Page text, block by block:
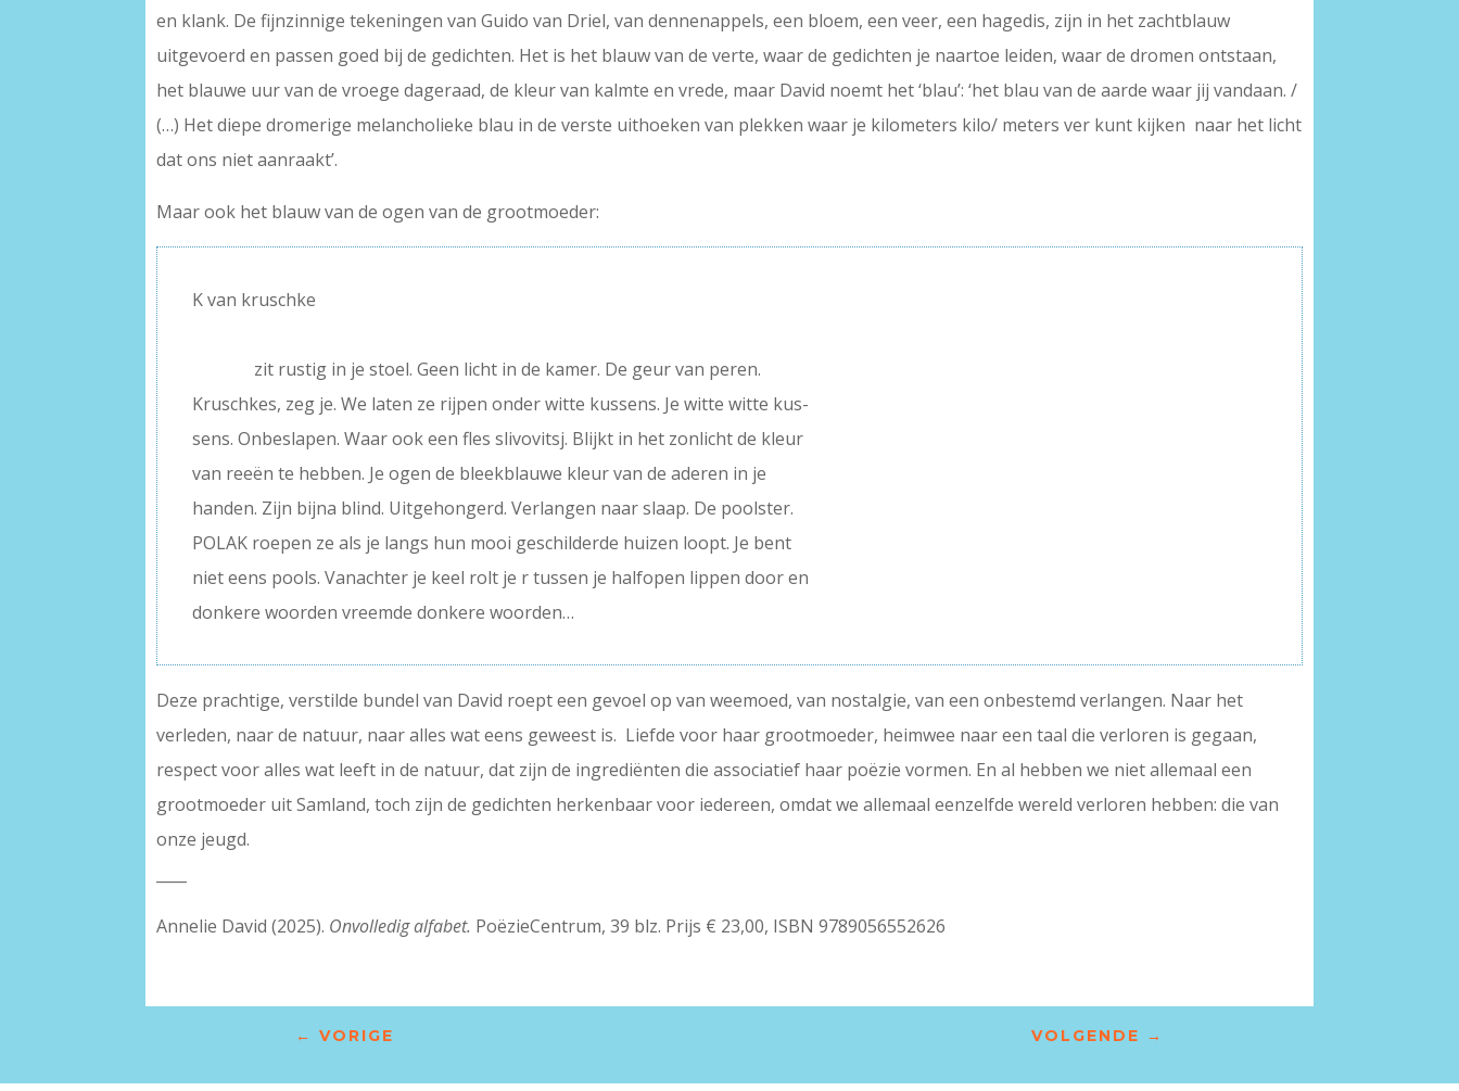
en klank. De fijnzinnige tekeningen van Guido van Driel, van dennenappels, een bloem, een veer, een hagedis, zijn in het zachtblauw
uitgevoerd en passen goed bij de gedichten. Het is het blauw van de verte, waar de gedichten je naartoe leiden, waar de dromen ontstaan,
het blauwe uur van de vroege dageraad, de kleur van kalmte en vrede, maar David noemt het ‘blau’: ‘het blau van de aarde waar jij vandaan. /
(…) Het diepe dromerige melancholieke blau in de verste uithoeken van plekken waar je kilometers kilo/ meters ver kunt kijken naar het licht
dat ons niet aanraakt’.
Maar ook het blauw van de ogen van de grootmoeder:
K van kruschke
zit rustig in je stoel. Geen licht in de kamer. De geur van peren.
Kruschkes, zeg je. We laten ze rijpen onder witte kussens. Je witte witte kus-
sens. Onbeslapen. Waar ook een fles slivovitsj. Blijkt in het zonlicht de kleur
van reeën te hebben. Je ogen de bleekblauwe kleur van de aderen in je
handen. Zijn bijna blind. Uitgehongerd. Verlangen naar slaap. De poolster.
POLAK roepen ze als je langs hun mooi geschilderde huizen loopt. Je bent
niet eens pools. Vanachter je keel rolt je r tussen je halfopen lippen door en
donkere woorden vreemde donkere woorden…
Deze prachtige, verstilde bundel van David roept een gevoel op van weemoed, van nostalgie, van een onbestemd verlangen. Naar het
verleden, naar de natuur, naar alles wat eens geweest is. Liefde voor haar grootmoeder, heimwee naar een taal die verloren is gegaan,
respect voor alles wat leeft in de natuur, dat zijn de ingrediënten die associatief haar poëzie vormen. En al hebben we niet allemaal een
grootmoeder uit Samland, toch zijn de gedichten herkenbaar voor iedereen, omdat we allemaal eenzelfde wereld verloren hebben: die van
onze jeugd.
Annelie David (2025). Onvolledig alfabet. PoëzieCentrum, 39 blz. Prijs € 23,00, ISBN 9789056552626
← VORIGE VOLGENDE →